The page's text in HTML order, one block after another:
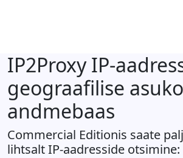
IP2Proxy IP-
geograafilise
andmebaas
Commercial Editionis saate
lihtsalt IP-aadresside otsimine: